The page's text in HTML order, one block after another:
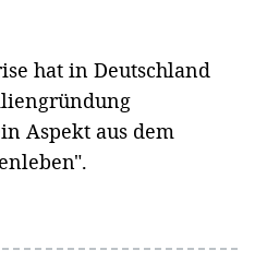
hat in Deutschland
Aspekt aus dem